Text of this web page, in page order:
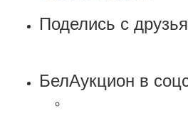
Поделись с
БелАукцион в